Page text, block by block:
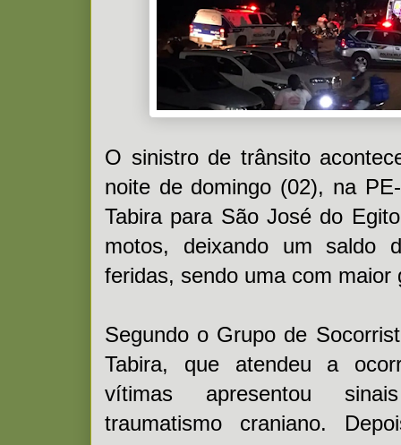
O sinistro de trânsito
noite de domingo (02), na
Tabira para São José do
motos, deixando um saldo
feridas, sendo uma com maior
Segundo o Grupo de
Tabira, que atendeu a
vítimas apresentou
traumatismo craniano.